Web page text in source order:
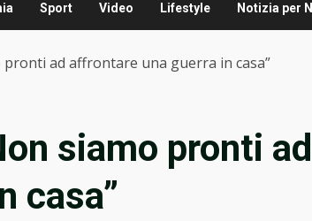
Sport Video Lifestyle Notizia per
pronti ad affrontare una guerra in casa”
siamo pronti
casa”